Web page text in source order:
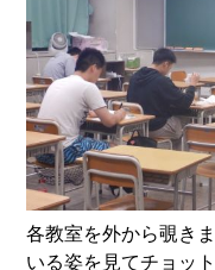
各教室を外から覗き
いる姿を見てチョッ